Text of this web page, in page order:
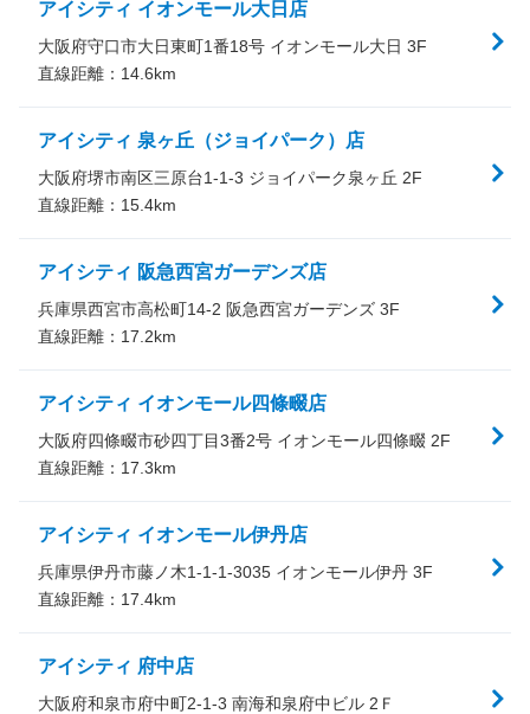
アイシティ イオンモール大日店
大阪府守口市大日東町1番18号 イオンモール大日 3F
直線距離： 14.6km
アイシティ 泉ヶ丘（ジョイパーク）店
大阪府堺市南区三原台1-1-3 ジョイパーク泉ヶ丘 2F
直線距離： 15.4km
アイシティ 阪急西宮ガーデンズ店
兵庫県西宮市高松町14-2 阪急西宮ガーデンズ 3F
直線距離： 17.2km
アイシティ イオンモール四條畷店
大阪府四條畷市砂四丁目3番2号 イオンモール四條畷 2F
直線距離： 17.3km
アイシティ イオンモール伊丹店
兵庫県伊丹市藤ノ木1-1-1-3035 イオンモール伊丹 3F
直線距離： 17.4km
アイシティ 府中店
大阪府和泉市府中町2-1-3 南海和泉府中ビル 2Ｆ